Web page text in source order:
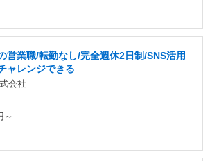
営業職/転勤なし/完全週休2日制/SNS活用
ャレンジできる
会社
～